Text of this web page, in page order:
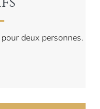
deux personnes.